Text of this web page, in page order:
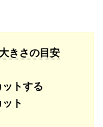
きさの目安
トする
ト